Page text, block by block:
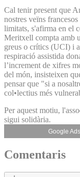
Cal tenir present que
nostres veïns
limitats, s'afirma en el
Meritxell compta amb
greus o crítics (UCI) i
respiració assistida
l’increment de xifres
del món, insisteixen
pensar que "si a
col•lectius més
Per aquest motiu,
sigui solidària.
Google
Comentaris